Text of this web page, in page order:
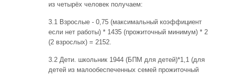
из четырёх человек получаем:
3.1 Взрослые - 0,75 (максимальный коэффициент
если нет работы) * 1435 (прожиточный минимум) * 2
(2 взрослых) = 2152.
3.2 Дети. школьник 1944 (БПМ для детей)*1,1 (для
детей из малообеспеченных семей прожиточный